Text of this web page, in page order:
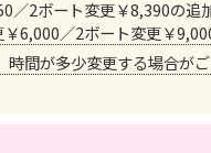
／2ボート変更￥8,390の追
6,000／2ボート変更￥
間が多少変更する場合が